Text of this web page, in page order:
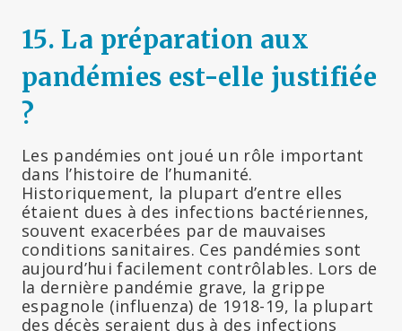
15. La préparation aux
pandémies est-elle justifiée
?
Les pandémies ont joué un rôle important
dans l’histoire de l’humanité.
Historiquement, la plupart d’entre elles
étaient dues à des infections bactériennes,
souvent exacerbées par de mauvaises
conditions sanitaires. Ces pandémies sont
aujourd’hui facilement contrôlables. Lors de
la dernière pandémie grave, la grippe
espagnole (influenza) de 1918-19, la plupart
des décès seraient dus à des infections